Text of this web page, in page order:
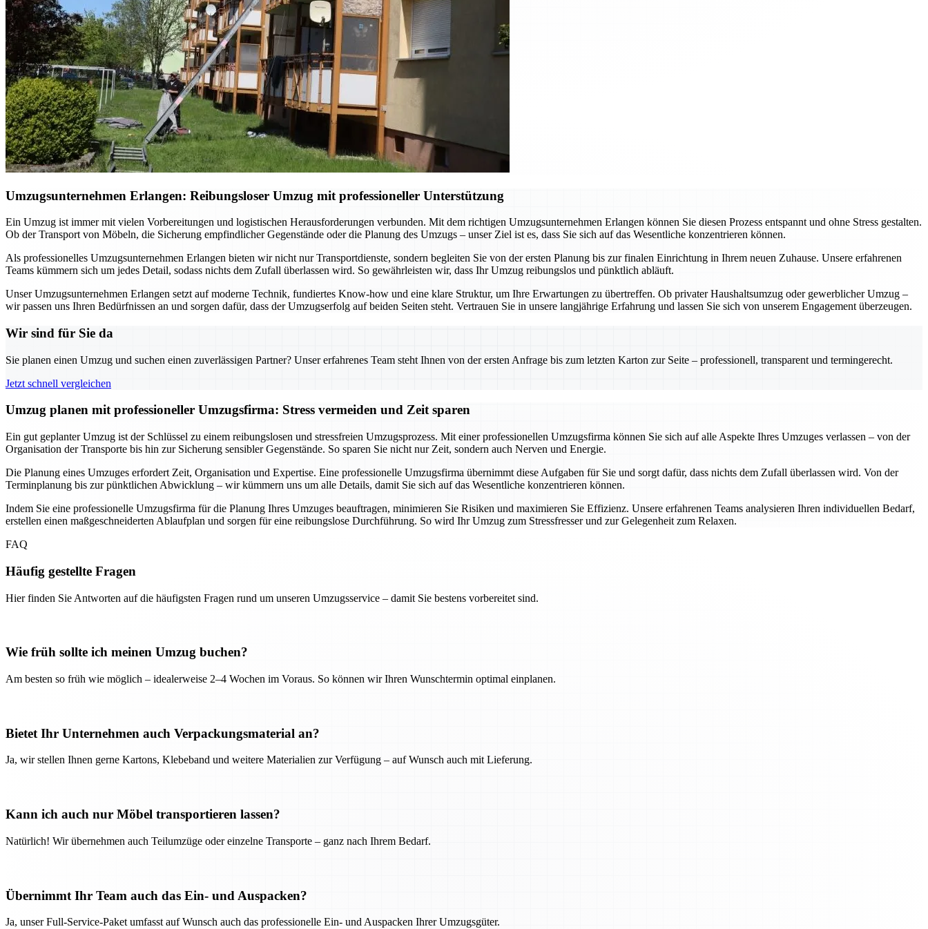
Umzugsunternehmen Erlangen: Reibungsloser Umzug mit professioneller Unterstützung
Ein Umzug ist immer mit vielen Vorbereitungen und logistischen Herausforderungen verbunden. Mit dem richtigen Umzugsunternehmen Erlangen können Sie diesen Prozess entspannt und ohne Stress gestalten.
Ob der Transport von Möbeln, die Sicherung empfindlicher Gegenstände oder die Planung des Umzugs – unser Ziel ist es, dass Sie sich auf das Wesentliche konzentrieren können.
Als professionelles Umzugsunternehmen Erlangen bieten wir nicht nur Transportdienste, sondern begleiten Sie von der ersten Planung bis zur finalen Einrichtung in Ihrem neuen Zuhause. Unsere erfahrenen
Teams kümmern sich um jedes Detail, sodass nichts dem Zufall überlassen wird. So gewährleisten wir, dass Ihr Umzug reibungslos und pünktlich abläuft.
Unser Umzugsunternehmen Erlangen setzt auf moderne Technik, fundiertes Know-how und eine klare Struktur, um Ihre Erwartungen zu übertreffen. Ob privater Haushaltsumzug oder gewerblicher Umzug –
wir passen uns Ihren Bedürfnissen an und sorgen dafür, dass der Umzugserfolg auf beiden Seiten steht. Vertrauen Sie in unsere langjährige Erfahrung und lassen Sie sich von unserem Engagement überzeugen.
Wir sind für Sie da
Sie planen einen Umzug und suchen einen zuverlässigen Partner? Unser erfahrenes Team steht Ihnen von der ersten Anfrage bis zum letzten Karton zur Seite – professionell, transparent und termingerecht.
Jetzt schnell vergleichen
Umzug planen mit professioneller Umzugsfirma: Stress vermeiden und Zeit sparen
Ein gut geplanter Umzug ist der Schlüssel zu einem reibungslosen und stressfreien Umzugsprozess. Mit einer professionellen Umzugsfirma können Sie sich auf alle Aspekte Ihres Umzuges verlassen – von der
Organisation der Transporte bis hin zur Sicherung sensibler Gegenstände. So sparen Sie nicht nur Zeit, sondern auch Nerven und Energie.
Die Planung eines Umzuges erfordert Zeit, Organisation und Expertise. Eine professionelle Umzugsfirma übernimmt diese Aufgaben für Sie und sorgt dafür, dass nichts dem Zufall überlassen wird. Von der
Terminplanung bis zur pünktlichen Abwicklung – wir kümmern uns um alle Details, damit Sie sich auf das Wesentliche konzentrieren können.
Indem Sie eine professionelle Umzugsfirma für die Planung Ihres Umzuges beauftragen, minimieren Sie Risiken und maximieren Sie Effizienz. Unsere erfahrenen Teams analysieren Ihren individuellen Bedarf,
erstellen einen maßgeschneiderten Ablaufplan und sorgen für eine reibungslose Durchführung. So wird Ihr Umzug zum Stressfresser und zur Gelegenheit zum Relaxen.
FAQ
Häufig gestellte Fragen
Hier finden Sie Antworten auf die häufigsten Fragen rund um unseren Umzugsservice – damit Sie bestens vorbereitet sind.
Wie früh sollte ich meinen Umzug buchen?
Am besten so früh wie möglich – idealerweise 2–4 Wochen im Voraus. So können wir Ihren Wunschtermin optimal einplanen.
Bietet Ihr Unternehmen auch Verpackungsmaterial an?
Ja, wir stellen Ihnen gerne Kartons, Klebeband und weitere Materialien zur Verfügung – auf Wunsch auch mit Lieferung.
Kann ich auch nur Möbel transportieren lassen?
Natürlich! Wir übernehmen auch Teilumzüge oder einzelne Transporte – ganz nach Ihrem Bedarf.
Übernimmt Ihr Team auch das Ein- und Auspacken?
Ja, unser Full-Service-Paket umfasst auf Wunsch auch das professionelle Ein- und Auspacken Ihrer Umzugsgüter.